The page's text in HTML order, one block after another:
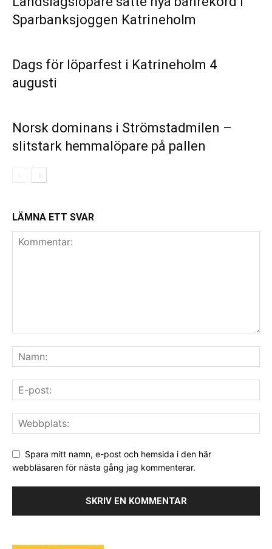
Sparbanksjoggen Katrineholm
Dags för löparfest i Katrineholm 4
augusti
Norsk dominans i Strömstadmilen –
slitstark hemmalöpare på pallen
LÄMNA ETT SVAR
Spara mitt namn, e-post och hemsida i den här
webbläsaren för nästa gång jag kommenterar.